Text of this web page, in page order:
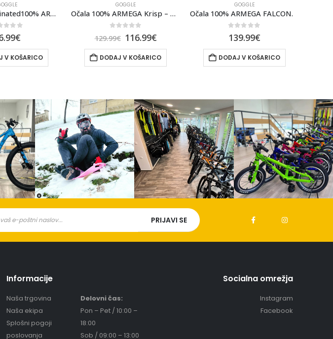
Tear-Off Laminated100% ARMEGA- 2×7 pack
€
KOŠARICO
GOGGLE
Očala 100% ARMEGA Krisp – Mirror Silver Lens
129.99€ 116.99€
DODAJ V KOŠARICO
GOGGLE
Očala 100% ARMEGA FALCON5 MIR/RD
139.99€
DODAJ V KOŠARICO
Informacije
Naša trgovina
Naša ekipa
Splošni pogoji
poslovanja
Delovni čas:
Pon – Pet / 10:00 –
18:00
Sob / 09:00 – 13:00
Socialna omrežja
Instagram
Facebook